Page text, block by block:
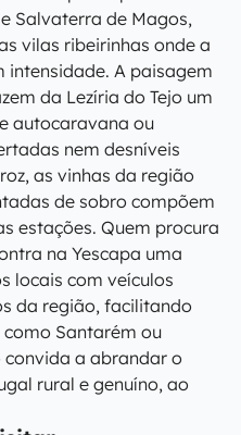
Salvaterra de Magos,
vilas ribeirinhas onde a
intensidade. A paisagem
da Lezíria do Tejo um
autocaravana ou
nem desníveis
as vinhas da região
de sobro compõem
estações. Quem procura
na Yescapa uma
locais com veículos
da região, facilitando
Santarém ou
convida a abrandar o
rural e genuíno, ao